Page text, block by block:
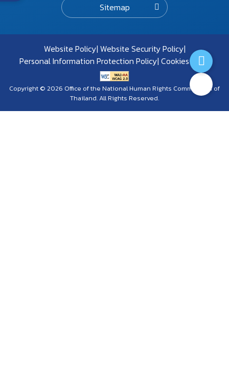
Sitemap
Website Policy Website Security Policy
Personal Information Protection Policy Cookies Policy
Copyright © 2026 Office of the National Human Rights Commission of
Thailand. All Rights Reserved.